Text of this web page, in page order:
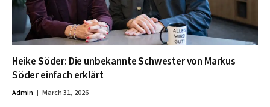
Heike Söder: Die unbekannte Schwester von Markus
Söder einfach erklärt
Admin March 31, 2026